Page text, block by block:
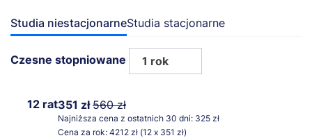
Studia niestacjonarneStudia stacjonarne
Czesne stopniowane 1 rok
12 rat351 zł560 zł
Najniższa cena z ostatnich 30 dni: 325 zł
Cena za rok: 4212 zł (12 x 351 zł)